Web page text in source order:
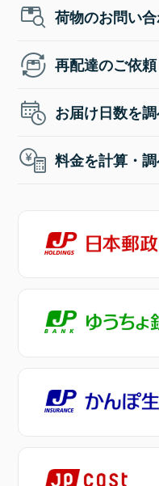
荷物のお問い
再配達のご依頼
お届け日数を
料金を計算・